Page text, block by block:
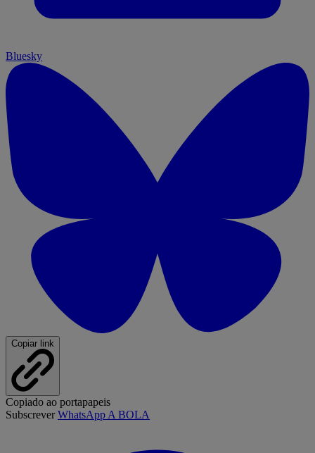
Bluesky
Copiar link
Copiado ao portapapeis
SubscreverWhatsApp A BOLA